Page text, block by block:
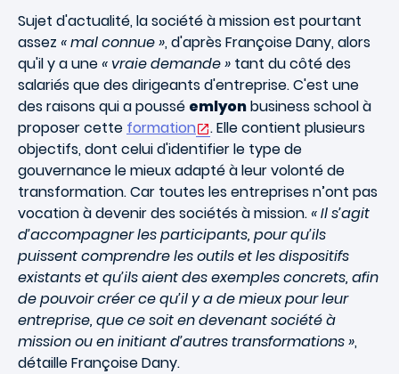
Sujet d'actualité, la société à mission est pourtant
assez « mal connue », d'après Françoise Dany, alors
qu'il y a une« vraie demande » tant du côté des
salariés que des dirigeants d'entreprise. C'est une
des raisons qui a poussé emlyonbusiness school à
proposer cette formation
. Elle contient plusieurs
objectifs, dont celui d'identifier le type de
gouvernance le mieux adapté à leur volonté de
transformation. Car toutes les entreprises n’ont pas
vocation à devenir des sociétés à mission.« Il s’agit
d’accompagner les participants, pour qu’ils
puissent comprendre les outils et les dispositifs
existants et qu’ils aient des exemples concrets, afin
de pouvoir créer ce qu’il y a de mieux pour leur
entreprise, que ce soit en devenant société à
mission ou en initiant d’autres transformations »,
détaille Françoise Dany.